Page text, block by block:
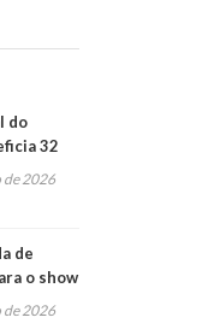
do
32
de 2026
de
o show
nos 45
Ouro
de 2026